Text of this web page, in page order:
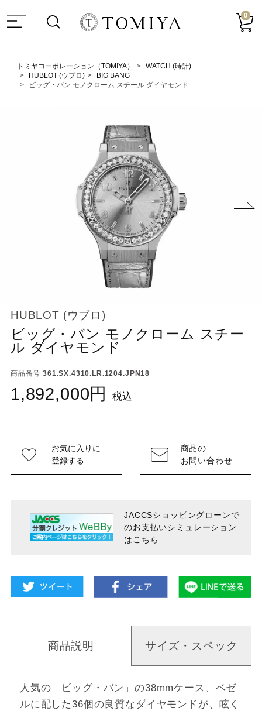
0
トミヤコーポレーション（TOMIYA）
WATCH (時計)
HUBLOT (ウブロ)
BIG BANG
ビッグ・バン モノクローム スチール ダイヤモンド
HUBLOT (ウブロ)
ビッグ・バン モノクローム スチー
ル ダイヤモンド
商品番号 361.SX.4310.LR.1204.JPN18
1,892,000 税込
お気に入りに
登録する
商品の
お問い合わせ
JACCSショッピングローンで
のお支払いシミュレーション
はこちら
商品説明 サイズ・スペック
人気の「ビッグ・バン」の38mmケース、ベゼ
ルに配した36個の良質なダイヤモンドが、眩く